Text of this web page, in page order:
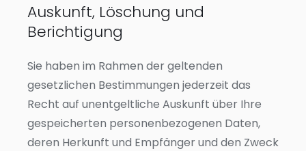
Auskunft, Löschung und
Berichtigung
Sie haben im Rahmen der geltenden
gesetzlichen Bestimmungen jederzeit das
Recht auf unentgeltliche Auskunft über Ihre
gespeicherten personenbezogenen Daten,
deren Herkunft und Empfänger und den Zweck